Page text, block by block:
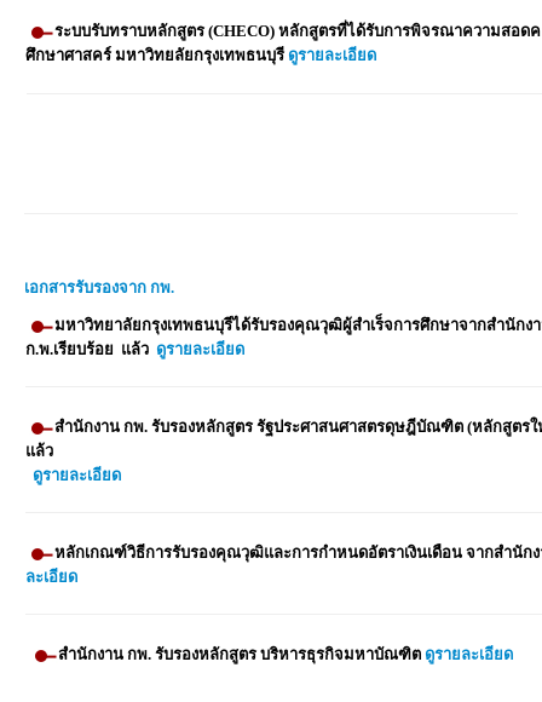
ระบบรับทราบหลักสูตร (CHECO) หลักสูตรที่ได้รับการพิจรณาความสอด
ศึกษาศาสคร์ มหาวิทยลัยกรุงเทพธนบุรี ดูรายละเอียด
เอกสารรับรองจาก กพ.
มหาวิทยาลัยกรุงเทพธนบุรีได้รับรองคุณวุฒิผู้สำเร็จการศึกษาจากสำนักง
ก.พ.เรียบร้อย แล้ว ดูรายละเอียด
สำนักงาน กพ. รับรองหลักสูตร รัฐประศาสนศาสตรดุษฎีบัณฑิต (หลักสูตรใ
แล้ว
ดูรายละเอียด
หลักเกณฑ์วิธีการรับรองคุณวุฒิและการกำหนดอัตราเงินเดือน จากสำนัก
ละเอียด
สำนักงาน กพ. รับรองหลักสูตร บริหารธุรกิจมหาบัณฑิต ดูรายละเอียด